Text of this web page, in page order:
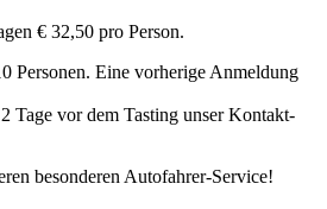
€ 32,50 pro Person.
Personen. Eine vorherige Anmeldung
Tage vor dem Tasting unser Kontakt-
besonderen Autofahrer-Service!